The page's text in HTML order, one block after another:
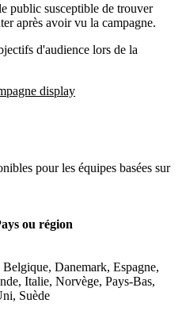
public susceptible de trouver
après avoir vu la campagne.
d'audience lors de la
display
pour les équipes basées sur
ou région
Danemark, Espagne,
Italie, Norvège, Pays-Bas,
Suède